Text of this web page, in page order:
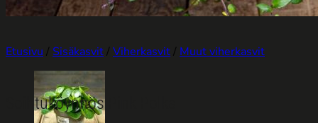
Etusivu / Sisäkasvit/ Viherkasvit/ Muut viherkasvit
Soihtuköynnös Pink Polka